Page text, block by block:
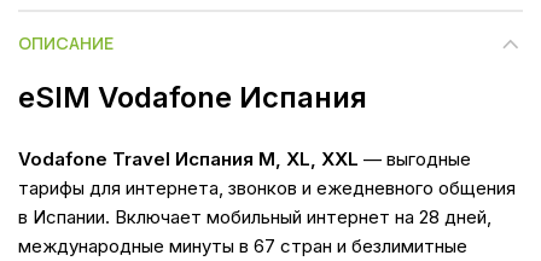
ОПИСАНИЕ
eSIM Vodafone Испания
Vodafone Travel Испания M, XL, XXL — выгодные
тарифы для интернета, звонков и ежедневного общения
в Испании. Включает мобильный интернет на 28 дней,
международные минуты в 67 стран и безлимитные